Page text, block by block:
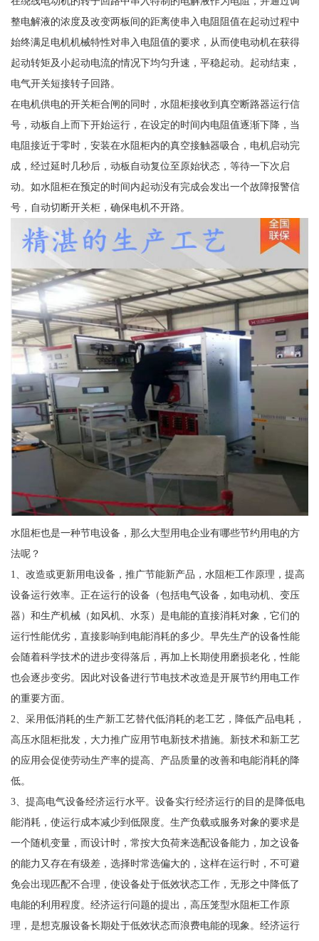
整电解液的浓度及改变两板间的距离使串入电阻阻值在起动过程中
始终满足电机机械特性对串入电阻值的要求，从而使电动机在获得
起动转矩及小起动电流的情况下均匀升速，平稳起动。起动结束，
电气开关短接转子回路。
在电机供电的开关柜合闸的同时，水阻柜接收到真空断路器运行信
号，动板自上而下开始运行，在设定的时间内电阻值逐渐下降，当
电阻接近于零时，安装在水阻柜内的真空接触器吸合，电机启动完
成，经过延时几秒后，动板自动复位至原始状态，等待一下次启
动。如水阻柜在预定的时间内起动没有完成会发出一个故障报警信
号，自动切断开关柜，确保电机不开路。
水阻柜也是一种节电设备，那么大型用电企业有哪些节约用电的方
法呢？
1、改造或更新用电设备，推广节能新产品，水阻柜工作原理，提高
设备运行效率。正在运行的设备（包括电气设备，如电动机、变压
器）和生产机械（如风机、水泵）是电能的直接消耗对象，它们的
运行性能优劣，直接影响到电能消耗的多少。早先生产的设备性能
会随着科学技术的进步变得落后，再加上长期使用磨损老化，性能
也会逐步变劣。因此对设备进行节电技术改造是开展节约用电工作
的重要方面。
2、采用低消耗的生产新工艺替代低消耗的老工艺，降低产品电耗，
高压水阻柜批发，大力推广应用节电新技术措施。新技术和新工艺
的应用会促使劳动生产率的提高、产品质量的改善和电能消耗的降
低。
3、提高电气设备经济运行水平。设备实行经济运行的目的是降低电
能消耗，使运行成本减少到低限度。生产负载或服务对象的要求是
一个随机变量，而设计时，常按大负荷来选配设备能力，加之设备
的能力又存在有级差，选择时常选偏大的，这样在运行时，不可避
免会出现匹配不合理，使设备处于低效状态工作，无形之中降低了
电能的利用程度。经济运行问题的提出，高压笼型水阻柜工作原
理，是想克服设备长期处于低效状态而浪费电能的现象。经济运行